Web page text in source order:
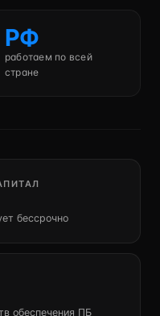
РФ
работаем по всей
стране
бессрочно
обеспечения ПБ